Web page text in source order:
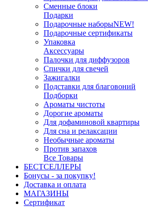
Сменные блоки
Подарки
Подарочные наборыNEW!
Подарочные сертификаты
Упаковка
Аксессуары
Палочки для диффузоров
Спички для свечей
Зажигалки
Подставки для благовоний
Подборки
Ароматы чистоты
Дорогие ароматы
Для дофаминовой квартиры
Для сна и релаксации
Необычные ароматы
Против запахов
Все Товары
БЕСТСЕЛЛЕРЫ
Бонусы - за покупку!
Доставка и оплата
МАГАЗИНЫ
Cертификат